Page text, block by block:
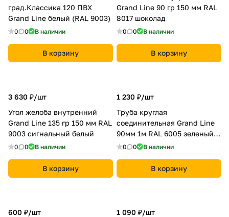
град.Классика 120 ПВХ
Grand Line белый (RAL 9003)
0 0 В наличии
В корзину
Grand Line 90 гр 150 мм RAL
8017 шоколад
0 0 В наличии
В корзину
3 630 ₽/шт
Угол желоба внутренний
Grand Line 135 гр 150 мм RAL
9003 сигнальный белый
0 0 В наличии
В корзину
1 230 ₽/шт
Труба круглая
соединительная Grand Line
90мм 1м RAL 6005 зеленый
мох
0 0 В наличии
В корзину
600 ₽/шт
1 090 ₽/шт